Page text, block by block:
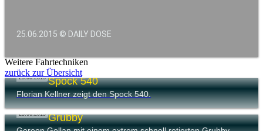
25.06.2015 © DAILY DOSE
Weitere Fahrtechniken
zurück zur Übersicht
25.06.2015 Spock 540
Florian Kellner zeigt den Spock 540.
25.06.2015 Grubby